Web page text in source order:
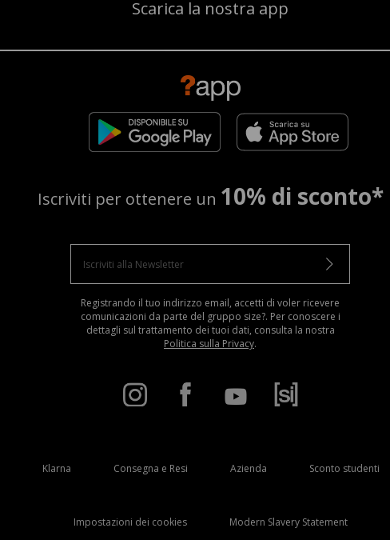
Scarica la nostra app
Iscriviti per ottenere un 10% di sconto*
Registrando il tuo indirizzo email, accetti di voler ricevere
comunicazioni da parte del gruppo size?. Per conoscere i
dettagli sul trattamento dei tuoi dati, consulta la nostra
Politica sulla Privacy.
Klarna Consegna e Resi Azienda Sconto studenti
Impostazioni dei cookies Modern Slavery Statement